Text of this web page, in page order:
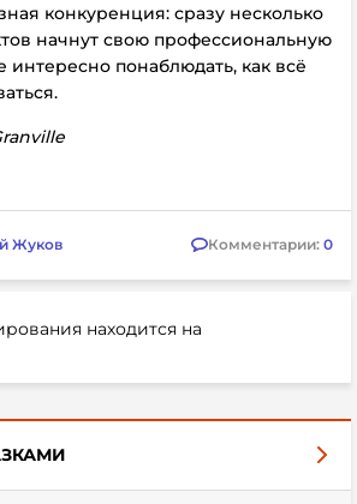
конкуренция: сразу несколько
начнут свою профессиональную
интересно понаблюдать, как всё
Жуков Комментарии: 0
находится на